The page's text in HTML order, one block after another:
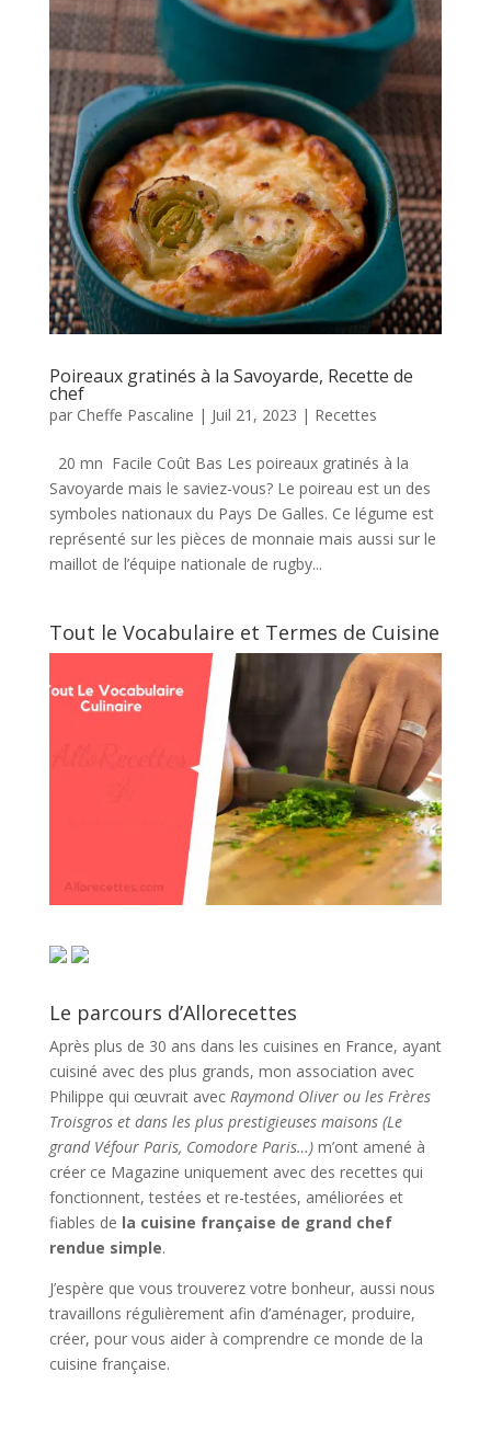
Poireaux gratinés à la Savoyarde, Recette de
chef
par Cheffe Pascaline | Juil 21, 2023 | Recettes
20 mn Facile Coût Bas Les poireaux gratinés à la
Savoyarde mais le saviez-vous? Le poireau est un des
symboles nationaux du Pays De Galles. Ce légume est
représenté sur les pièces de monnaie mais aussi sur le
maillot de l’équipe nationale de rugby...
Tout le Vocabulaire et Termes de Cuisine
Le parcours d’Allorecettes
Après plus de 30 ans dans les cuisines en France, ayant
cuisiné avec des plus grands, mon association avec
Philippe qui œuvrait avec Raymond Oliver ou les Frères
Troisgros et dans les plus prestigieuses maisons (Le
grand Véfour Paris, Comodore Paris…)m’ont amené à
créer ce Magazine uniquement avec des recettes qui
fonctionnent, testées et re-testées, améliorées et
fiables de la cuisine française de grand chef
rendue simple.
J’espère que vous trouverez votre bonheur, aussi nous
travaillons régulièrement afin d’aménager, produire,
créer, pour vous aider à comprendre ce monde de la
cuisine française.